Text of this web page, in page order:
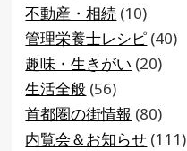
不動産・相続 (10)
管理栄養士レシピ (40)
趣味・生きがい (20)
生活全般 (56)
首都圏の街情報 (80)
内覧会＆お知らせ (111)